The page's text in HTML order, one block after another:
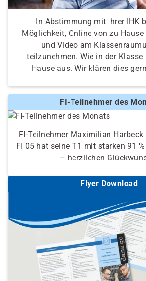
In Abstimmung mit Ihrer IHK
Möglichkeit, Online von zu
und Video am
teilzunehmen. Wie in der
Hause aus. Wir klären dies
FI-Teilnehmer des
FI-Teilnehmer Maximilian Harbeck
FI 05 hat seine T1 mit starken 91
– herzlichen
Flyer Download